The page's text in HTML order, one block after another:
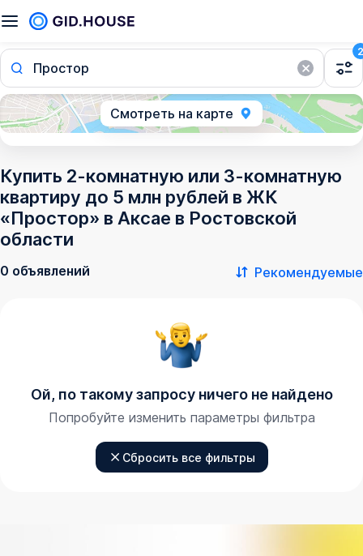
Простор
2
Смотреть на карте
Купить 2-комнатную или 3-комнатную
квартиру до 5 млн рублей в ЖК
«Простор» в Аксае в Ростовской
области
0 объявлений Рекомендуемые
Ой, по такому запросу ничего не найдено
Попробуйте изменить параметры фильтра
Сбросить все фильтры